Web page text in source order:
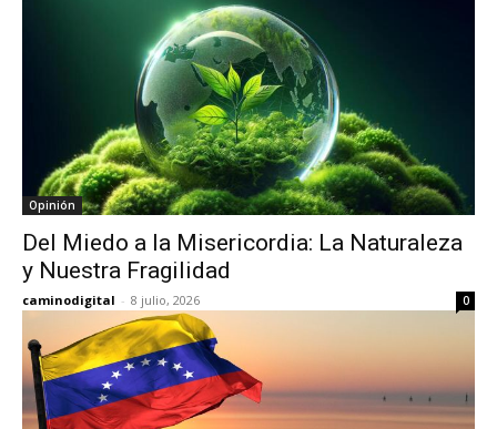
Opinión
Del Miedo a la Misericordia: La Naturaleza
y Nuestra Fragilidad
caminodigital - 8 julio, 2026 0